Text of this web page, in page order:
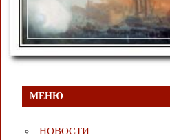
МЕНЮ
НОВОСТИ